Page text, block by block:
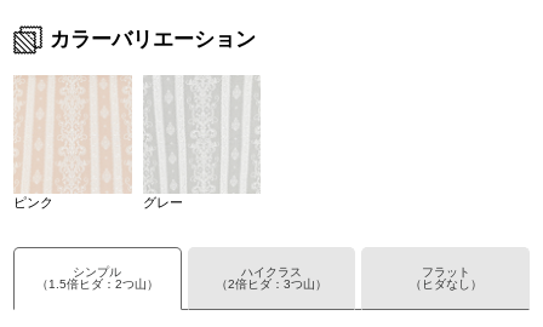
カラーバリエーション
ピンク グレー
シンプル
（1.5倍ヒダ：2つ山）
ハイクラス
（2倍ヒダ：3つ山）
フラット
（ヒダなし）